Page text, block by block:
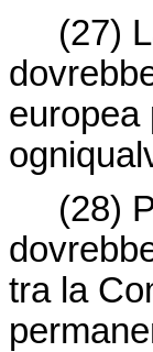
(27)
europea
(28)
tra la